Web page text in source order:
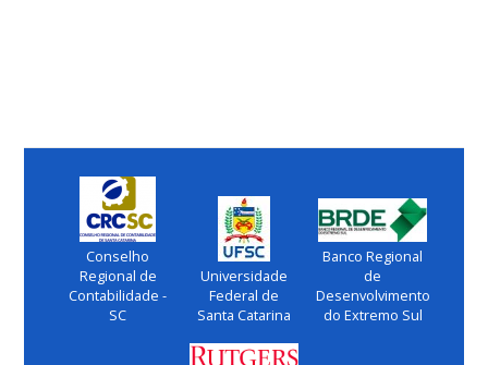
Conselho
Regional de
Contabilidade -
SC
Universidade
Federal de
Santa Catarina
Banco Regional
de
Desenvolvimento
do Extremo Sul